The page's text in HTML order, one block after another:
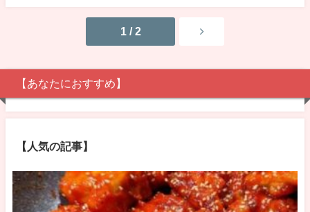
1 / 2
【あなたにおすすめ】
【人気の記事】